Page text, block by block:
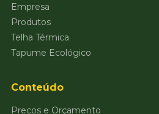
Empresa
Produtos
Telha Térmica
Tapume Ecológico
Conteúdo
Preços e Orçamento